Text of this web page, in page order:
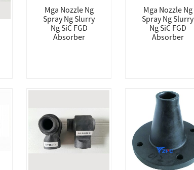
Mga Nozzle Ng
Spray Ng Slurry
Ng SiC FGD
Absorber
Mga Nozzle Ng
Spray Ng Slurry
Ng SiC FGD
Absorber